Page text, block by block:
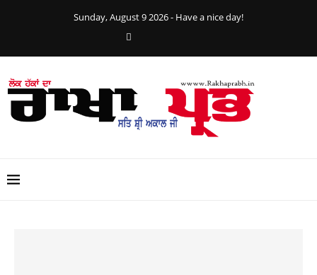
Sunday, August 9 2026 - Have a nice day!